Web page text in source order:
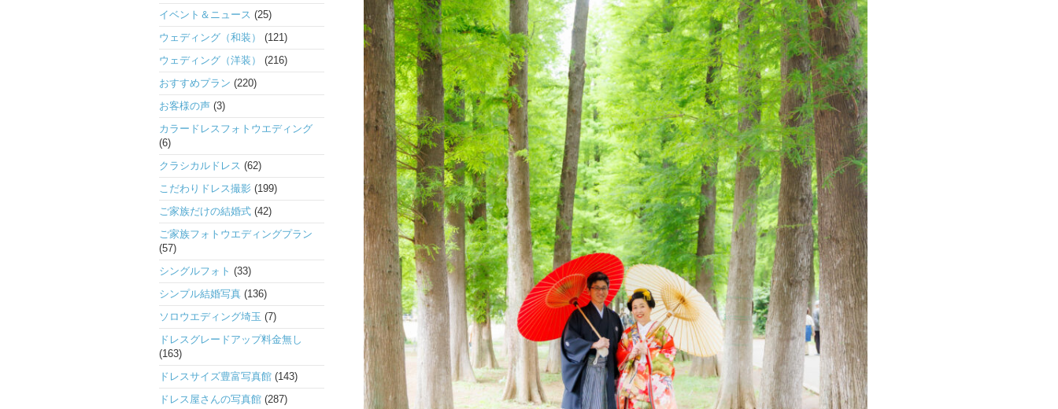
イベント＆ニュース (25)
ウェディング（和装）
(121)
ウェディング（洋装）
(216)
おすすめプラン (220)
お客様の声 (3)
カラードレスフォトウエディング
(6)
クラシカルドレス (62)
こだわりドレス撮影 (199)
ご家族だけの結婚式 (42)
ご家族フォトウエディングプラン
(57)
シングルフォト (33)
シンプル結婚写真 (136)
ソロウエディング埼玉 (7)
ドレスグレードアップ料金無し
(163)
ドレスサイズ豊富写真館 (143)
ドレス屋さんの写真館 (287)